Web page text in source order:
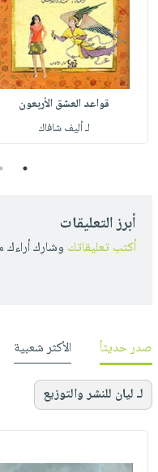
قواعد العشق الأربعون
لـ أليف شافاك
1
أبرز التعليقات
أكتب تعليقاتك وشارك أراءك
صدر حديثاً الأكثر شعبية
لـ ليان للنشر والتوزيع